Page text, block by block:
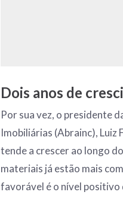
Dois anos de
Por sua vez, o presidente
Imobiliárias (Abrainc), Luiz
tende a crescer ao longo
materiais já estão mais
favorável é o nível positivo